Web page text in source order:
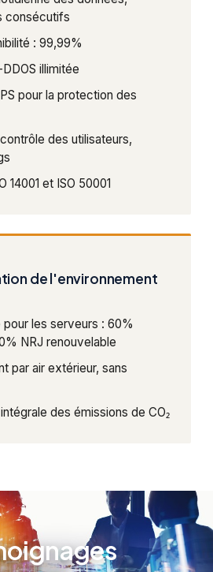
consécutifs
: 99,99%
illimitée
pour la protection des
des utilisateurs,
14001 et ISO 50001
de l'environnement
pour les serveurs : 60%
NRJ renouvelable
par air extérieur, sans
des émissions de CO₂